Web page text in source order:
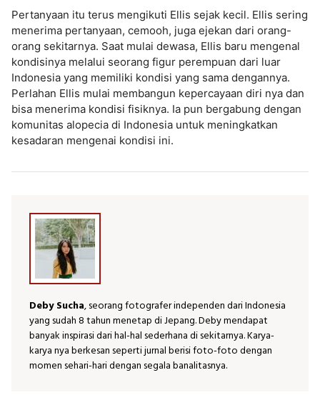
Pertanyaan itu terus mengikuti Ellis sejak kecil. Ellis sering
menerima pertanyaan, cemooh, juga ejekan dari orang-
orang sekitarnya. Saat mulai dewasa, Ellis baru mengenal
kondisinya melalui seorang figur perempuan dari luar
Indonesia yang memiliki kondisi yang sama dengannya.
Perlahan Ellis mulai membangun kepercayaan diri nya dan
bisa menerima kondisi fisiknya. Ia pun bergabung dengan
komunitas alopecia di Indonesia untuk meningkatkan
kesadaran mengenai kondisi ini.
Deby Sucha, seorang fotografer independen dari Indonesia
yang sudah 8 tahun menetap di Jepang. Deby mendapat
banyak inspirasi dari hal-hal sederhana di sekitarnya. Karya-
karya nya berkesan seperti jurnal berisi foto-foto dengan
momen sehari-hari dengan segala banalitasnya.